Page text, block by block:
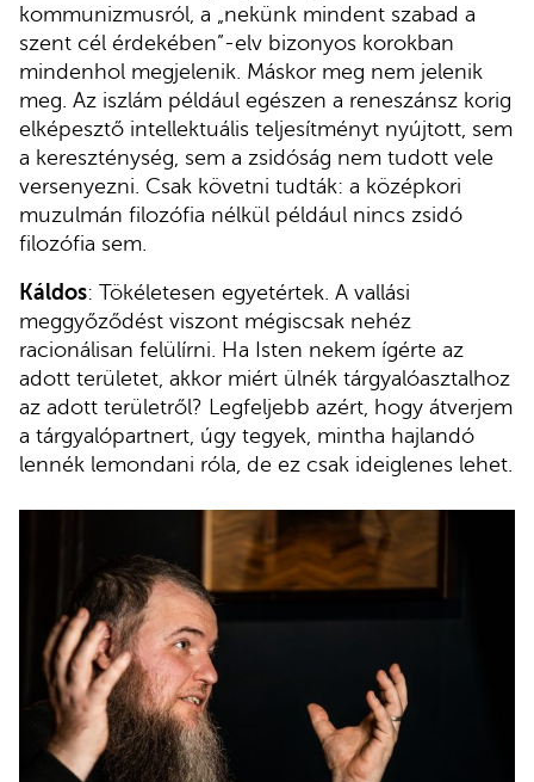
kommunizmusról, a „nekünk mindent szabad a
szent cél érdekében”-elv bizonyos korokban
mindenhol megjelenik. Máskor meg nem jelenik
meg. Az iszlám például egészen a reneszánsz korig
elképesztő intellektuális teljesítményt nyújtott, sem
a kereszténység, sem a zsidóság nem tudott vele
versenyezni. Csak követni tudták: a középkori
muzulmán filozófia nélkül például nincs zsidó
filozófia sem.
Káldos: Tökéletesen egyetértek. A vallási
meggyőződést viszont mégiscsak nehéz
racionálisan felülírni. Ha Isten nekem ígérte az
adott területet, akkor miért ülnék tárgyalóasztalhoz
az adott területről? Legfeljebb azért, hogy átverjem
a tárgyalópartnert, úgy tegyek, mintha hajlandó
lennék lemondani róla, de ez csak ideiglenes lehet.